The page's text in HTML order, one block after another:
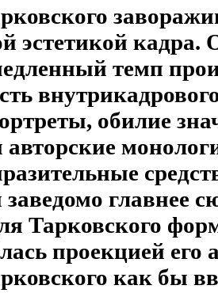
эстетикой кадра.
темп
обилие
авторские
заведомо главнее
Тарковского
проекцией его
как бы